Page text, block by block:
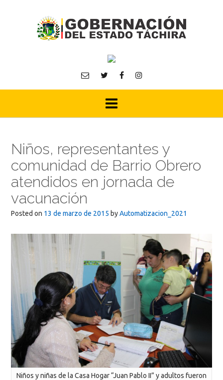
Niños, representantes y
comunidad de Barrio Obrero
atendidos en jornada de
vacunación
Posted on 13 de marzo de 2015 byAutomatizacion_2021
Niños y niñas de la Casa Hogar “Juan Pablo II” y adultos fueron